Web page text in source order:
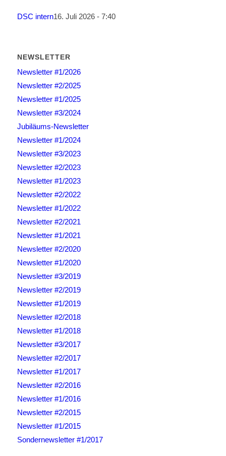
DSC intern16. Juli 2026 - 7:40
NEWSLETTER
Newsletter #1/2026
Newsletter #2/2025
Newsletter #1/2025
Newsletter #3/2024
Jubiläums-Newsletter
Newsletter #1/2024
Newsletter #3/2023
Newsletter #2/2023
Newsletter #1/2023
Newsletter #2/2022
Newsletter #1/2022
Newsletter #2/2021
Newsletter #1/2021
Newsletter #2/2020
Newsletter #1/2020
Newsletter #3/2019
Newsletter #2/2019
Newsletter #1/2019
Newsletter #2/2018
Newsletter #1/2018
Newsletter #3/2017
Newsletter #2/2017
Newsletter #1/2017
Newsletter #2/2016
Newsletter #1/2016
Newsletter #2/2015
Newsletter #1/2015
Sondernewsletter #1/2017